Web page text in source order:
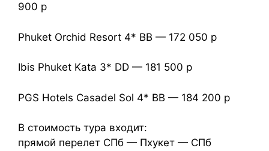
900 р
Phuket Orchid Resort 4* ВВ — 172 050 р
Ibis Phuket Kata 3* DD — 181 500 р
PGS Hotels Casadel Sol 4* ВВ — 184 200 р
В стоимость тура входит:
прямой перелет СПб — Пхукет — СПб